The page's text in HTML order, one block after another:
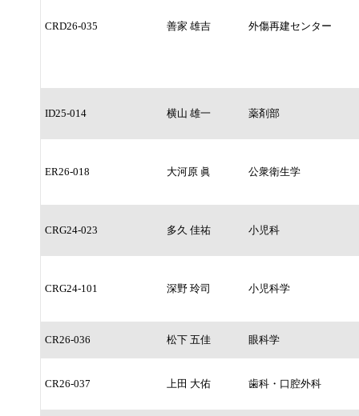
CRD26-035 善家 雄吉 外傷再建センター
ID25-014 横山 雄一 薬剤部
ER26-018 大河原 眞 公衆衛生学
CRG24-023 多久 佳祐 小児科
CRG24-101 深野 玲司 小児科学
CR26-036 松下 五佳 眼科学
CR26-037 上田 大佑 歯科・口腔外科